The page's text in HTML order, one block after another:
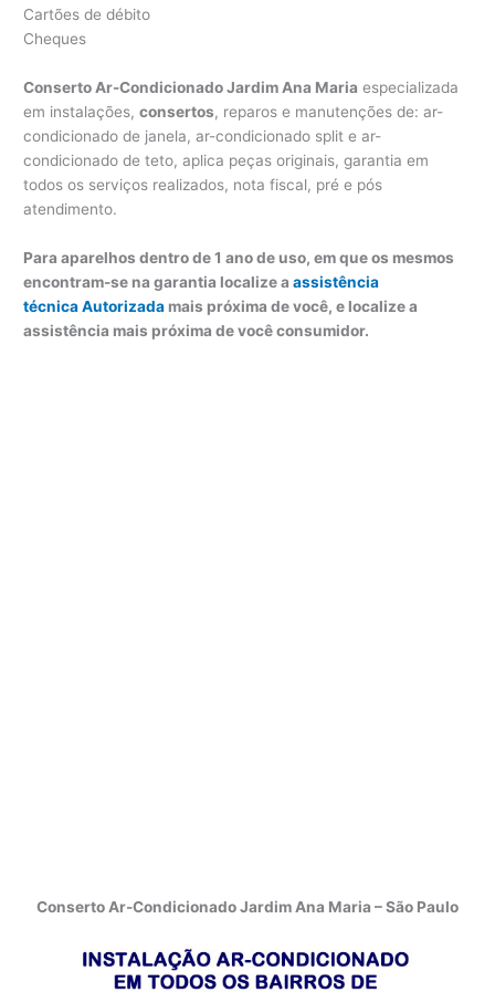
Cartões de débito
Cheques
Conserto Ar-Condicionado Jardim Ana Maria especializada
em instalações,consertos, reparos e manutenções de: ar-
condicionado de janela, ar-condicionado split e ar-
condicionado de teto, aplica peças originais, garantia em
todos os serviços realizados, nota fiscal, pré e pós
atendimento.
Para aparelhos dentro de 1 ano de uso, em que os mesmos
encontram-se na garantia localize aassistência
técnica Autorizada mais próxima de você, e localize a
assistência mais próxima de você consumidor.
Conserto Ar-Condicionado Jardim Ana Maria – São Paulo